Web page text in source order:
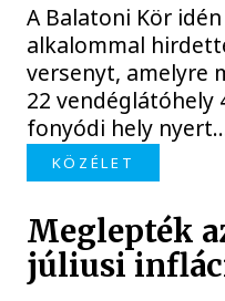
A Balatoni Kör
alkalommal
versenyt, amelyre
22 vendéglátóhely
fonyódi hely
KÖZÉLET
Meglepték
júliusi